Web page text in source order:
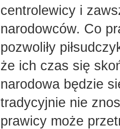
centrolewicy i
narodowców. Co
pozwoliły
że ich czas się
narodowa będzie
tradycyjnie nie
prawicy może